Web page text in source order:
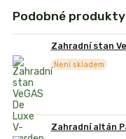
Podobné produkty
Zahradní stan
Není skladem
Zahradní altán